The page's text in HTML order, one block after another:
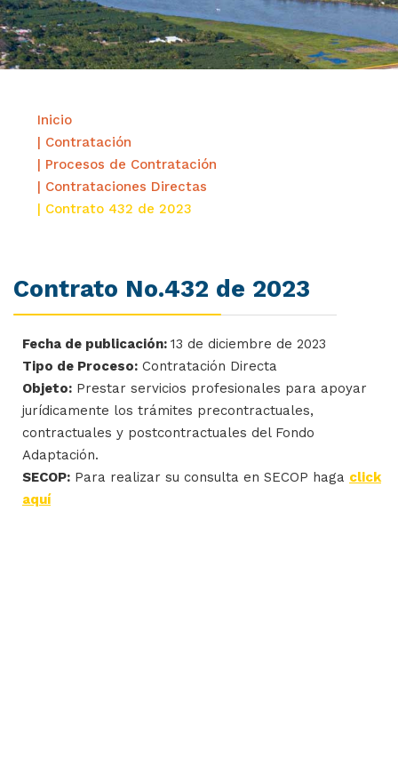
Inicio
| Contratación
| Procesos de Contratación
| Contrataciones Directas
| Contrato 432 de 2023
Contrato No.432 de 2023
Fecha de publicación: 13 de diciembre de 2023
Tipo de Proceso: Contratación Directa
Objeto: Prestar servicios profesionales para apoyar
jurídicamente los trámites precontractuales,
contractuales y postcontractuales del Fondo
Adaptación.
SECOP: Para realizar su consulta en SECOP haga click
aquí